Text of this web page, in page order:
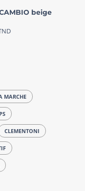
beige
MARCHE
CLEMENTONI